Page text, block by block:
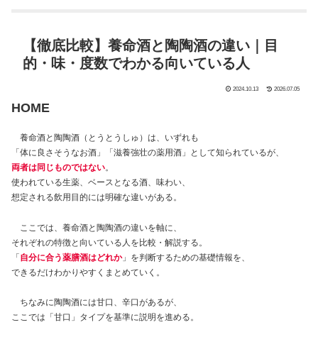
【徹底比較】養命酒と陶陶酒の違い｜目
的・味・度数でわかる向いている人
2024.10.13 2026.07.05
HOME
養命酒と陶陶酒（とうとうしゅ）は、いずれも
「体に良さそうなお酒」「滋養強壮の薬用酒」として知られているが、
両者は同じものではない。
使われている生薬、ベースとなる酒、味わい、
想定される飲用目的には明確な違いがある。
ここでは、養命酒と陶陶酒の違いを軸に、
それぞれの特徴と向いている人を比較・解説する。
「自分に合う薬膳酒はどれか」を判断するための基礎情報を、
できるだけわかりやすくまとめていく。
ちなみに陶陶酒には甘口、辛口があるが、
ここでは「甘口」タイプを基準に説明を進める。